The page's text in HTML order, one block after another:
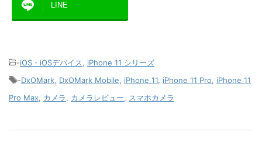
LINE
-iOS・iOSデバイス, iPhone 11 シリーズ
-DxOMark, DxOMark Mobile, iPhone 11, iPhone 11 Pro, iPhone 11
Pro Max, カメラ, カメラレビュー, スマホカメラ